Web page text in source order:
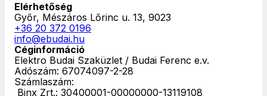
Elérhetőség
Győr, Mészáros Lőrinc u. 13, 9023
+36 20 372 0196
info@ebudai.hu
Céginformáció
Elektro Budai Szaküzlet / Budai Ferenc e.v.
Adószám: 67074097-2-28
Számlaszám:
‎ Binx Zrt.: 30400001-00000000-13119108